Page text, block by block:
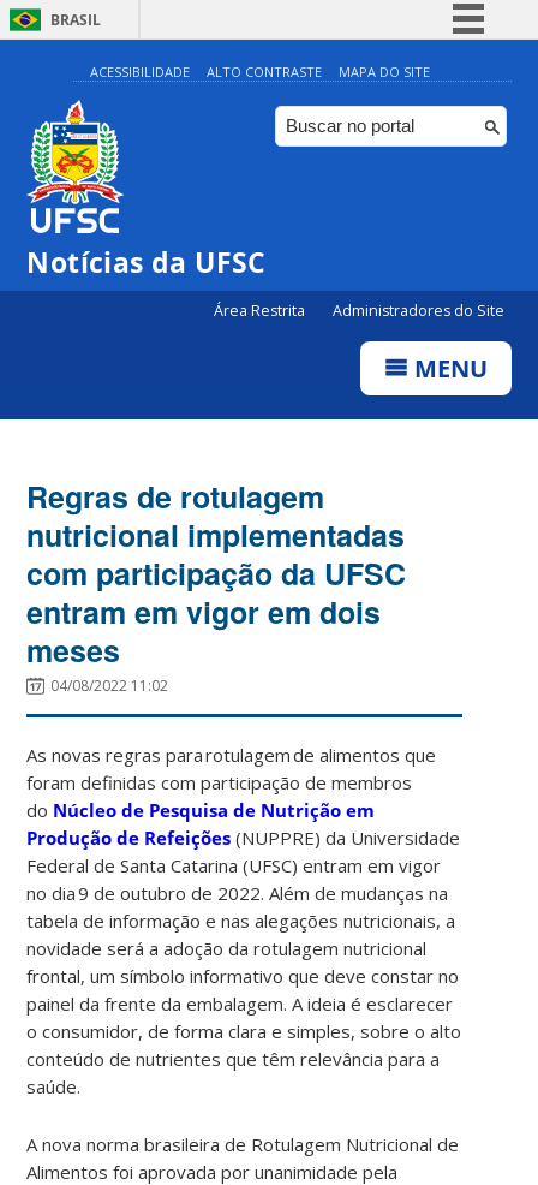
BRASIL
Simplifique!
Comunica BR
Participe
ACESSIBILIDADE ALTO CONTRASTE MAPA DO SITE
Notícias da UFSC
Área Restrita Administradores do Site
MENU
Regras de rotulagem
nutricional implementadas
com participação da UFSC
entram em vigor em dois
meses
04/08/2022 11:02
As novas regras para rotulagem de alimentos que
foram definidas com participação de membros
do Núcleo de Pesquisa de Nutrição em
Produção de Refeições (NUPPRE) da Universidade
Federal de Santa Catarina (UFSC) entram em vigor
no dia 9 de outubro de 2022. Além de mudanças na
tabela de informação e nas alegações nutricionais, a
novidade será a adoção da rotulagem nutricional
frontal, um símbolo informativo que deve constar no
painel da frente da embalagem. A ideia é esclarecer
o consumidor, de forma clara e simples, sobre o alto
conteúdo de nutrientes que têm relevância para a
saúde.
A nova norma brasileira de Rotulagem Nutricional de
Alimentos foi aprovada por unanimidade pela